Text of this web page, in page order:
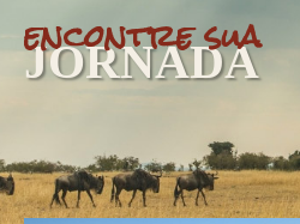
encontre sua
JORNADA